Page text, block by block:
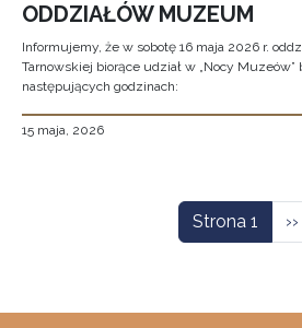
ODDZIAŁÓW MUZEUM
Informujemy, że w sobotę 16 maja 2026 r.
Tarnowskiej biorące udział w „Nocy
następujących godzinach:
15 maja, 2026
Strona 1 ››